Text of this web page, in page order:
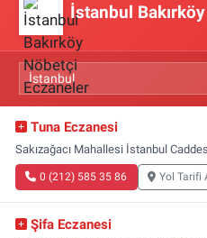
İstanbul
Tuna Eczanesi
Sakızağacı Mahallesi İstanbul
0 (212) 585 35 86 Yol Tarifi
Şifa Eczanesi